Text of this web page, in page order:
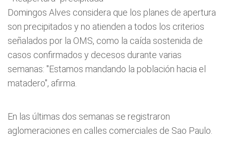
Domingos Alves considera que los planes de apertura
son precipitados y no atienden a todos los criterios
señalados por la OMS, como la caída sostenida de
casos confirmados y decesos durante varias
semanas: "Estamos mandando la población hacia el
matadero", afirma.
En las últimas dos semanas se registraron
aglomeraciones en calles comerciales de Sao Paulo.